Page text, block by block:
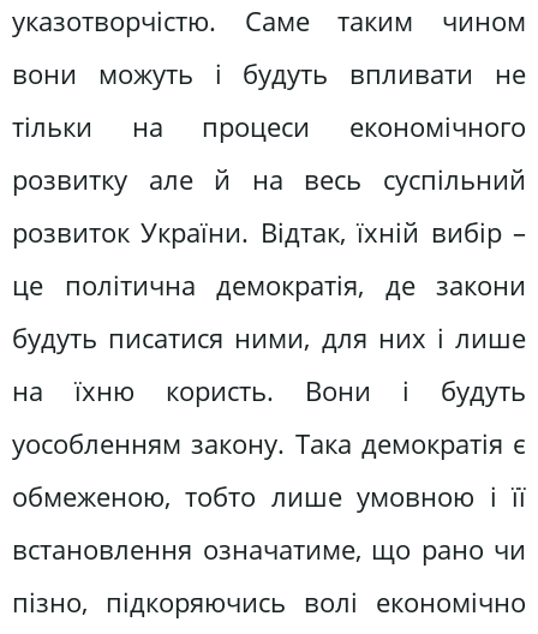
указотворчістю. Саме таким чином
вони можуть і будуть впливати не
тільки на процеси економічного
розвитку але й на весь суспільний
розвиток України. Відтак, їхній вибір –
це політична демократія, де закони
будуть писатися ними, для них і лише
на їхню користь. Вони і будуть
уособленням закону. Така демократія є
обмеженою, тобто лише умовною і її
встановлення означатиме, що рано чи
пізно, підкоряючись волі економічно